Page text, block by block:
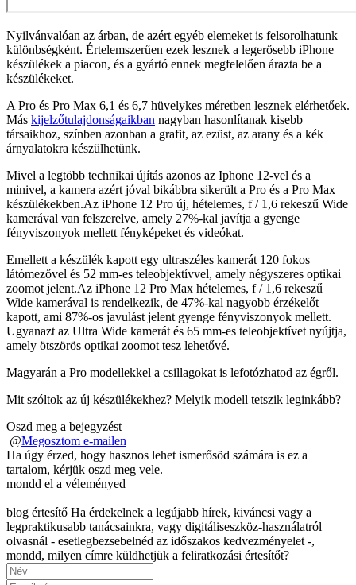
Nyilvánvalóan az árban, de azért egyéb elemeket is felsorolhatunk
különbségként. Értelemszerűen ezek lesznek a legerősebb iPhone
készülékek a piacon, és a gyártó ennek megfelelően árazta be a
készülékeket.
A Pro és Pro Max 6,1 és 6,7 hüvelykes méretben lesznek elérhetőek.
Más kijelzőtulajdonságaikban nagyban hasonlítanak kisebb
társaikhoz, színben azonban a grafit, az ezüst, az arany és a kék
árnyalatokra készülhetünk.
Mivel a legtöbb technikai újítás azonos az Iphone 12-vel és a
minivel, a kamera azért jóval bikábbra sikerült a Pro és a Pro Max
készülékekben.Az iPhone 12 Pro új, hételemes, f / 1,6 rekeszű Wide
kamerával van felszerelve, amely 27%-kal javítja a gyenge
fényviszonyok mellett fényképeket és videókat.
Emellett a készülék kapott egy ultraszéles kamerát 120 fokos
látómezővel és 52 mm-es teleobjektívvel, amely négyszeres optikai
zoomot jelent.Az iPhone 12 Pro Max hételemes, f / 1,6 rekeszű
Wide kamerával is rendelkezik, de 47%-kal nagyobb érzékelőt
kapott, ami 87%-os javulást jelent gyenge fényviszonyok mellett.
Ugyanazt az Ultra Wide kamerát és 65 mm-es teleobjektívet nyújtja,
amely ötszörös optikai zoomot tesz lehetővé.
Magyarán a Pro modellekkel a csillagokat is lefotózhatod az égről.
Mit szóltok az új készülékekhez? Melyik modell tetszik leginkább?
Oszd meg a bejegyzést
@Megosztom e-mailen
Ha úgy érzed, hogy hasznos lehet ismerősöd számára is ez a
tartalom, kérjük oszd meg vele.
mondd el a véleményed
blog értesítő Ha érdekelnek a legújabb hírek, kiváncsi vagy a
legpraktikusabb tanácsainkra, vagy digitáliseszköz-használatról
olvasnál - esetlegbezsebelnéd az időszakos kedvezményelet -,
mondd, milyen címre küldhetjük a feliratkozási értesítőt?